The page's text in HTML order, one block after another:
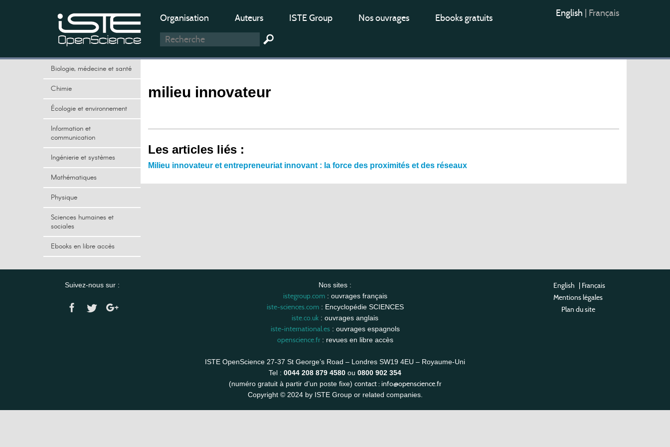
Organisation Auteurs ISTE Group Nos ouvrages Ebooks gratuits English Français
Biologie, médecine et santé
Chimie
Écologie et environnement
Information et
communication
Ingénierie et systèmes
Mathématiques
Physique
Sciences humaines et
sociales
Ebooks en libre accès
milieu innovateur
Les articles liés :
Milieu innovateur et entrepreneuriat innovant : la force des proximités et des réseaux
Suivez-nous sur : Nos sites :
istegroup.com: ouvrages français
iste-sciences.com: Encyclopédie SCIENCES
iste.co.uk : ouvrages anglais
iste-international.es: ouvrages espagnols
openscience.fr: revues en libre accès
ISTE OpenScience 27-37 St George’s Road – Londres SW19 4EU – Royaume-Uni
Tel : 0044 208 879 4580 ou 0800 902 354
(numéro gratuit à partir d’un poste fixe) contact : info@openscience.fr
Copyright © 2024 by ISTE Group or related companies.
English | Français
Mentions légales
Plan du site